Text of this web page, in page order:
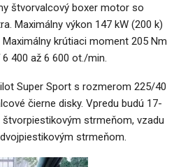
štvorvalcový boxer motor so
Maximálny výkon 147 kW (200 k)
krútiaci moment 205 Nm
400 až 6 600 ot./min.
Super Sport s rozmerom 225/40
čierne disky. Vpredu budú 17-
strmeňom, vzadu
strmeňom.